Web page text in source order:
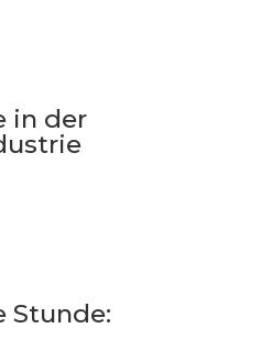
in der
Stunde: